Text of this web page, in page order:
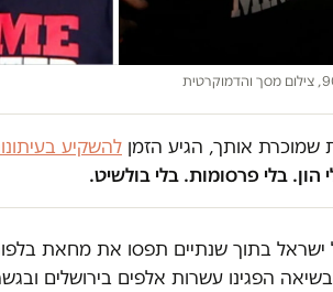
שמוכרת אותך, הגיע הזמן להשקיע
הון. בלי פרסומות. בלי בולשיט.
ישראל בתוך שנתיים תפסו את מחאת
הפגינו עשרות אלפים בירושלים